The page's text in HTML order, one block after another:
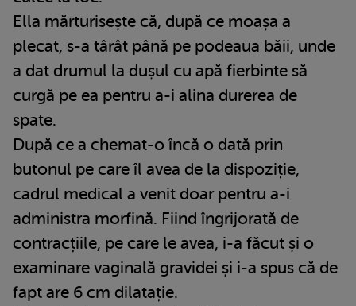
Ella mărturisește că, după ce moașa a
plecat, s-a târât până pe podeaua băii, unde
a dat drumul la dușul cu apă fierbinte să
curgă pe ea pentru a-i alina durerea de
spate.
După ce a chemat-o încă o dată prin
butonul pe care îl avea de la dispoziție,
cadrul medical a venit doar pentru a-i
administra morfină. Fiind îngrijorată de
contracțiile, pe care le avea, i-a făcut și o
examinare vaginală gravidei și i-a spus că de
fapt are 6 cm dilatație.